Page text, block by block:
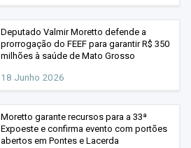
Deputado Valmir Moretto defende a
prorrogação do FEEF para garantir R$ 350
milhões à saúde de Mato Grosso
18 Junho 2026
Moretto garante recursos para a 33ª
Expoeste e confirma evento com portões
abertos em Pontes e Lacerda